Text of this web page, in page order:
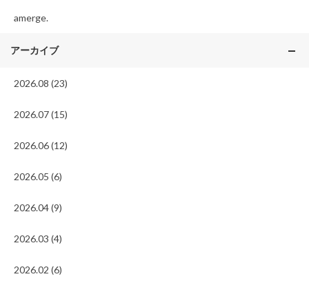
amerge.
アーカイブ
2026.08 (23)
2026.07 (15)
2026.06 (12)
2026.05 (6)
2026.04 (9)
2026.03 (4)
2026.02 (6)